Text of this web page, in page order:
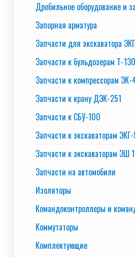
Дробильное оборудование и
Запорная арматура
Запчасти для экскаватора
Запчасти к бульдозерам Т-
Запчасти к компрессорам
Запчасти к крану ДЭК-251
Запчасти к СБУ-100
Запчасти к экскаваторам
Запчасти к экскаваторам
Запчасти на автомобили
Изоляторы
Командоконтроллеры и
Коммутаторы
Комплектующие